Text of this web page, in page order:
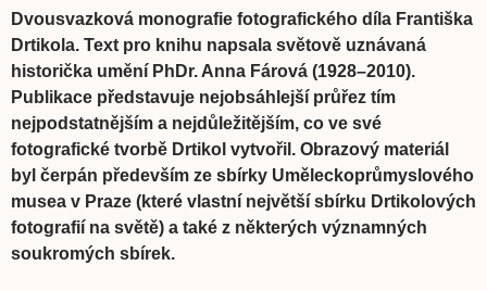
Dvousvazková monografie fotografického díla Františka
Drtikola. Text pro knihu napsala světově uznávaná
historička umění PhDr. Anna Fárová (1928–2010).
Publikace představuje nejobsáhlejší průřez tím
nejpodstatnějším a nejdůležitějším, co ve své
fotografické tvorbě Drtikol vytvořil. Obrazový materiál
byl čerpán především ze sbírky Uměleckoprůmyslového
musea v Praze (které vlastní největší sbírku Drtikolových
fotografií na světě) a také z některých významných
soukromých sbírek.